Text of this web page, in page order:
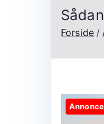
Forside
Annonce